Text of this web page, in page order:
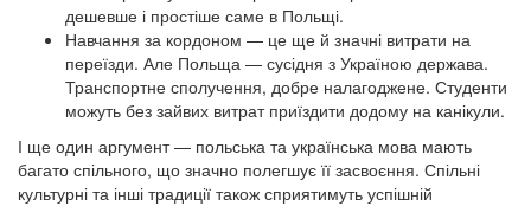
дешевше і простіше саме в Польщі.
Навчання за кордоном — це ще й значні витрати на
переїзди. Але Польща — сусідня з Україною держава.
Транспортне сполучення, добре налагоджене. Студенти
можуть без зайвих витрат приїздити додому на канікули.
І ще один аргумент — польська та українська мова мають
багато спільного, що значно полегшує її засвоєння. Спільні
культурні та інші традиції також сприятимуть успішній